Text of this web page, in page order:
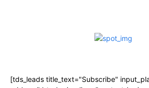
[tds_leads title_text="Subscribe"